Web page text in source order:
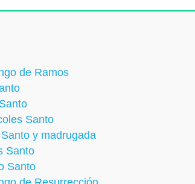
de Ramos
Santo
y madrugada
Santo
Santo